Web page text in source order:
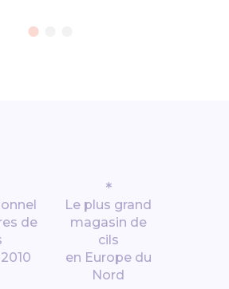
de
*
Le plus grand
magasin de
cils
en Europe du
Nord